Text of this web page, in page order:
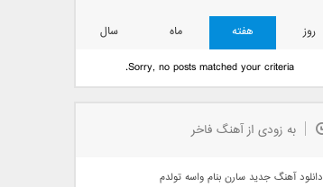
روز هفته ماه
سال
Sorry, no posts matched your criteria.
به زودی از آهنگ فاخر
دانلود آهنگ جدید سارن بنام واسه تولدم